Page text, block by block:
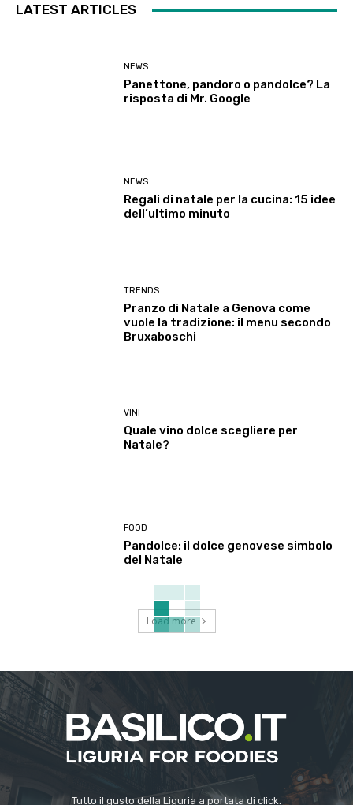
LATEST ARTICLES
NEWS
Panettone, pandoro o pandolce? La
risposta di Mr. Google
NEWS
Regali di natale per la cucina: 15 idee
dell’ultimo minuto
TRENDS
Pranzo di Natale a Genova come
vuole la tradizione: il menu secondo
Bruxaboschi
VINI
Quale vino dolce scegliere per
Natale?
FOOD
Pandolce: il dolce genovese simbolo
del Natale
Load more
Tutto il gusto della Liguria a portata di click.